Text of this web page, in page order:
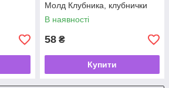
Молд Клубника, клубнички
В наявності
58 ₴
Купити